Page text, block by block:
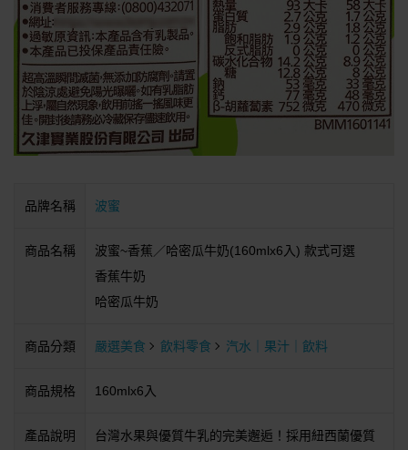
品牌名稱 波蜜
商品名稱
波蜜~香蕉／哈密瓜牛奶(160mlx6入) 款式可選
香蕉牛奶
哈密瓜牛奶
商品分類 嚴選美食 飲料零食 汽水｜果汁｜飲料
商品規格 160mlx6入
產品說明 台灣水果與優質牛乳的完美邂逅！採用紐西蘭優質